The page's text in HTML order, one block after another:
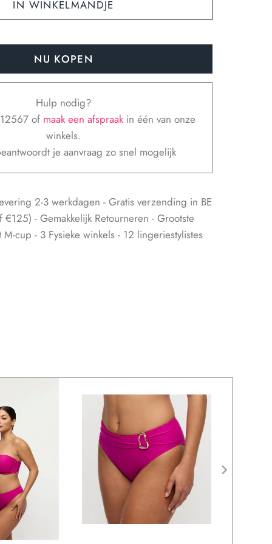
IN WINKELMANDJE
NU KOPEN
Hulp nodig?
of maak een afspraak in één van onze
winkels.
je aanvraag zo snel mogelijk
2-3 werkdagen - Gratis verzending in BE
€125) - Gemakkelijk Retourneren - Grootste
cup - 3 Fysieke winkels - 12 lingeriestylistes